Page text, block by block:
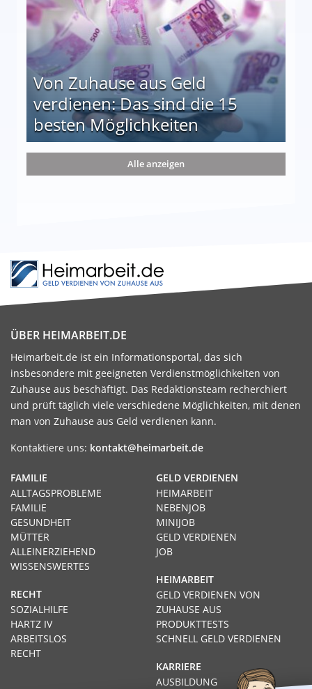
Von Zuhause aus Geld
verdienen: Das sind die 15
besten Möglichkeiten
die 15 besten Möglichkeiten
Alle anzeigen
ÜBER HEIMARBEIT.DE
Heimarbeit.de ist ein Informationsportal, das sich
insbesondere mit geeigneten Verdienstmöglichkeiten von
Zuhause aus beschäftigt. Das Redaktionsteam recherchiert
und prüft täglich viele verschiedene Möglichkeiten, mit denen
man von Zuhause aus Geld verdienen kann.
Kontaktiere uns: kontakt@heimarbeit.de
GELD VERDIENEN
HEIMARBEIT
NEBENJOB
MINIJOB
GELD VERDIENEN
JOB
HEIMARBEIT
GELD VERDIENEN VON
ZUHAUSE AUS
PRODUKTTESTS
SCHNELL GELD VERDIENEN
KARRIERE
AUSBILDUNG
FAMILIE
ALLTAGSPROBLEME
FAMILIE
GESUNDHEIT
MÜTTER
ALLEINERZIEHEND
WISSENSWERTES
RECHT
SOZIALHILFE
HARTZ IV
ARBEITSLOS
RECHT